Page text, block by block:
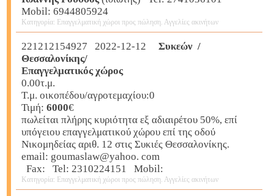
Mobil: 6944805924
Κατηγορία: Επαγγελματική χώροι προς πώληση. Αγγελίες ακινήτων
221212154927 2022-12-12
Συκεών /
Θεσσαλονίκης/
Επαγγελματικός χώρος
0.00τ.μ.
Τ.μ. οικοπέδου/αγροτεμαχίου:0
Τιμή: 6000€
πωλείται πλήρης κυριότητα εξ αδιαιρέτου 50%, επί
υπόγειου επαγγελματικού χώρου επί της οδού
Νικομηδείας αριθ. 12 στις Συκιές Θεσσαλονίκης.
email: goumaslaw@yahoo. com
Fax: Tel: 2310224151 Mobil:
Κατηγορία: Επαγγελματική χώροι προς πώληση. Αγγελίες ακινήτων